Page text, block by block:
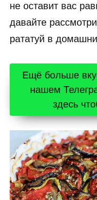
не оставит вас
давайте
рататуй в
Ещё больше
нашем
здесь